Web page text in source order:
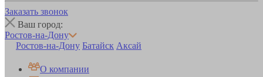
Заказать звонок
Ваш город:
Ростов-на-Дону
Ростов-на-Дону Батайск Аксай
О компании